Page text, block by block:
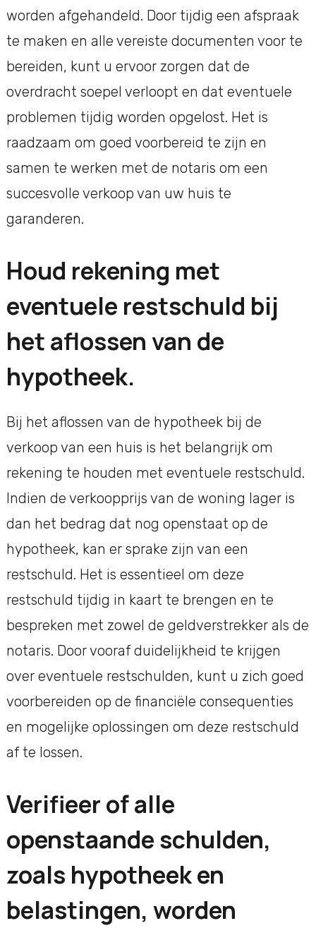
worden afgehandeld. Door tijdig een afspraak
te maken en alle vereiste documenten voor te
bereiden, kunt u ervoor zorgen dat de
overdracht soepel verloopt en dat eventuele
problemen tijdig worden opgelost. Het is
raadzaam om goed voorbereid te zijn en
samen te werken met de notaris om een
succesvolle verkoop van uw huis te
garanderen.
Houd rekening met
eventuele restschuld bij
het aflossen van de
hypotheek.
Bij het aflossen van de hypotheek bij de
verkoop van een huis is het belangrijk om
rekening te houden met eventuele restschuld.
Indien de verkoopprijs van de woning lager is
dan het bedrag dat nog openstaat op de
hypotheek, kan er sprake zijn van een
restschuld. Het is essentieel om deze
restschuld tijdig in kaart te brengen en te
bespreken met zowel de geldverstrekker als de
notaris. Door vooraf duidelijkheid te krijgen
over eventuele restschulden, kunt u zich goed
voorbereiden op de financiële consequenties
en mogelijke oplossingen om deze restschuld
af te lossen.
Verifieer of alle
openstaande schulden,
zoals hypotheek en
belastingen, worden